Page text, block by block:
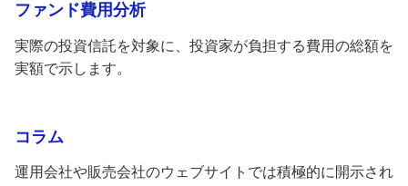
ファンド費用分析
実際の投資信託を対象に、投資家が負担する費用の総額を
実額で示します。
コラム
運用会社や販売会社のウェブサイトでは積極的に開示され